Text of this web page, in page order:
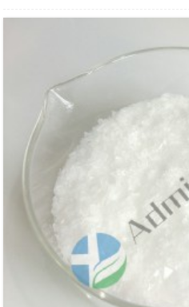
projeto de transporte de